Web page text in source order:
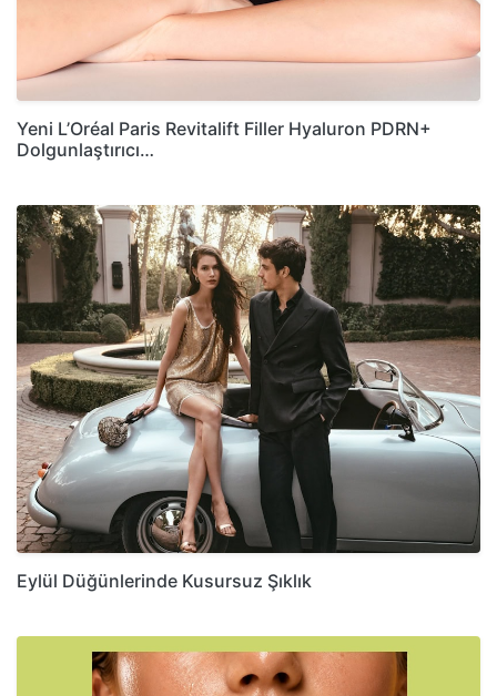
Yeni L’Oréal Paris Revitalift Filler Hyaluron PDRN+
Dolgunlaştırıcı…
Eylül Düğünlerinde Kusursuz Şıklık